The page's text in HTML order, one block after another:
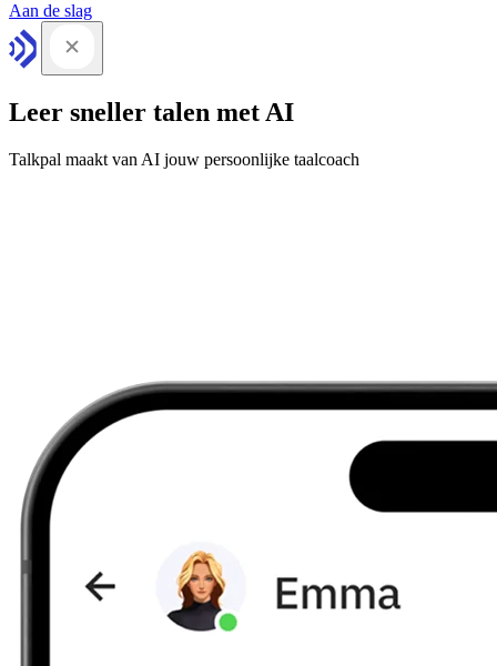
Aan de slag
Leer sneller talen met AI
Talkpal maakt van AI jouw persoonlijke taalcoach